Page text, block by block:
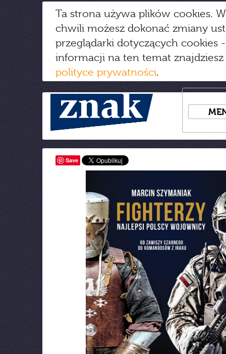
Ta strona używa plików cookies.
chwili możesz dokonać zmiany
przeglądarki dotyczących cookies
informacji na ten temat
polityce prywatności.
Save